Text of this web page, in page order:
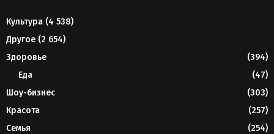
Культура (4 538)
Другое (2 654)
Здоровье
(394)
Еда
(47)
Шоу-бизнес
(303)
Красота
(257)
Семья
(254)